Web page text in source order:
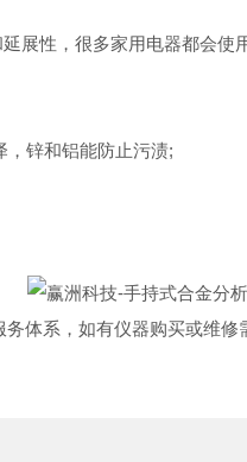
性，很多家用电器都会使用
锌和铝能防止污渍;
系，如有仪器购买或维修